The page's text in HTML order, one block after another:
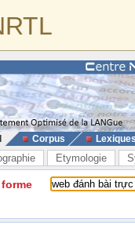
Corpus
Etymologie